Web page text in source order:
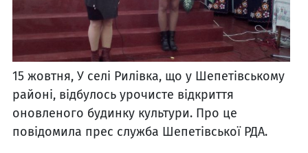
15 жовтня, У селі Рилівка, що у Шепетівському
районі, відбулось урочисте відкриття
оновленого будинку культури. Про це
повідомила прес служба Шепетівської РДА.